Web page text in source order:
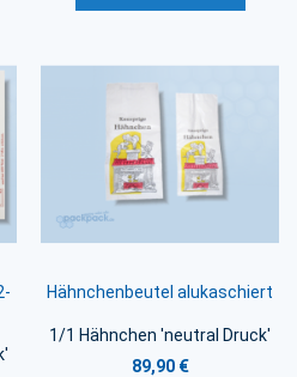
Hähnchenbeutel alukaschiert
1/1 Hähnchen 'neutral Druck'
89,90 €